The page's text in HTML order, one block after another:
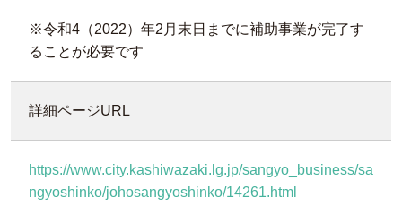
※令和4（2022）年2月末日までに補助事業が完了す
ることが必要です
詳細ページURL
https://www.city.kashiwazaki.lg.jp/sangyo_business/sa
ngyoshinko/johosangyoshinko/14261.html